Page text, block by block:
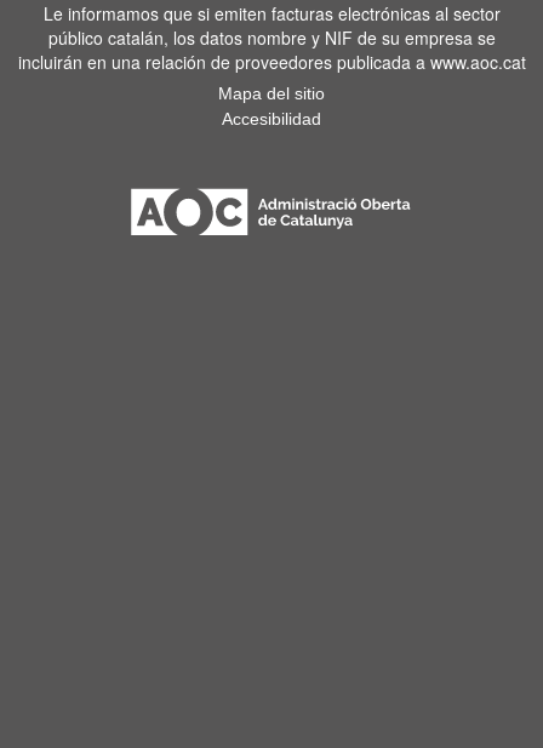
Le informamos que si emiten facturas electrónicas al sector
público catalán, los datos nombre y NIF de su empresa se
incluirán en una relación de proveedores publicada a www.aoc.cat
Mapa del sitio
Accesibilidad